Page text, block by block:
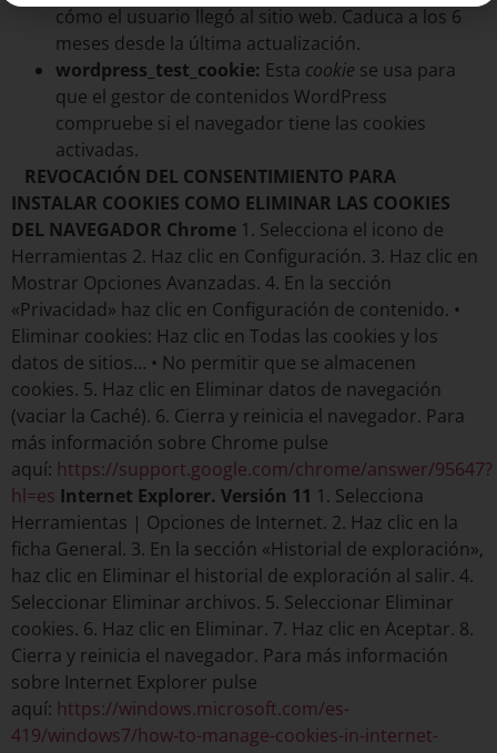
cómo el usuario llegó al sitio web. Caduca a los 6
meses desde la última actualización.
wordpress_test_cookie: Esta cookie se usa para
que el gestor de contenidos WordPress
compruebe si el navegador tiene las cookies
activadas.
REVOCACIÓN DEL CONSENTIMIENTO PARA
INSTALAR COOKIES COMO ELIMINAR LAS COOKIES
DEL NAVEGADOR Chrome 1. Selecciona el icono de
Herramientas 2. Haz clic en Configuración. 3. Haz clic en
Mostrar Opciones Avanzadas. 4. En la sección
«Privacidad» haz clic en Configuración de contenido. •
Eliminar cookies: Haz clic en Todas las cookies y los
datos de sitios… • No permitir que se almacenen
cookies. 5. Haz clic en Eliminar datos de navegación
(vaciar la Caché). 6. Cierra y reinicia el navegador. Para
más información sobre Chrome pulse
aquí: https://support.google.com/chrome/answer/95647?
hl=es Internet Explorer. Versión 11 1. Selecciona
Herramientas | Opciones de Internet. 2. Haz clic en la
ficha General. 3. En la sección «Historial de exploración»,
haz clic en Eliminar el historial de exploración al salir. 4.
Seleccionar Eliminar archivos. 5. Seleccionar Eliminar
cookies. 6. Haz clic en Eliminar. 7. Haz clic en Aceptar. 8.
Cierra y reinicia el navegador. Para más información
sobre Internet Explorer pulse
aquí: https://windows.microsoft.com/es-
419/windows7/how-to-manage-cookies-in-internet-